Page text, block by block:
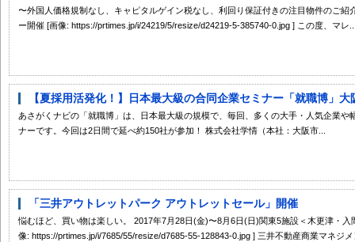
〜外国人価格規制なし、キャピタルゲイン税なし、利回り保証付きの注目物件のご紹
ー開催 [画像: https://prtimes.jp/i/24219/5/resize/d24219-5-385740-0.jpg ] この度、マレ
【夏採用活発化！】日本最大級の合同企業セミナー「就職博」大
あさがくナビの「就職博」は、日本最大級の規模で、毎回、多くの大手・人気企業
ナーです。今回は2日間で延べ約150社が参加！ 株式会社学情（本社：大阪市...
「三井アウトレットパーク アウトレットセール」開催
悩むほど、買い物は楽しい。 2017年7月28日(金)〜8月6日(日)関東5施設＜木更津・
像: https://prtimes.jp/i/7685/55/resize/d7685-55-128843-0.jpg ] 三井不動産商業マネジ